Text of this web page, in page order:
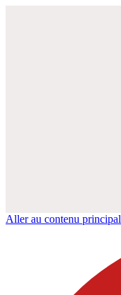
Aller au contenu principal